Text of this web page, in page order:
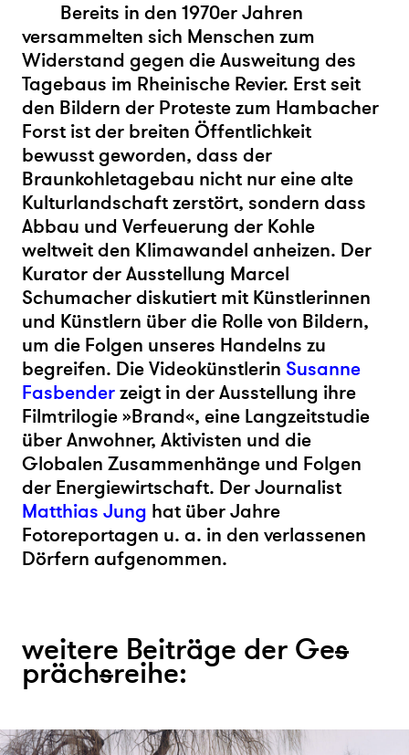
Bereits in den 1970er Jahren
versammelten sich Menschen zum
Widerstand gegen die Ausweitung des
Tagebaus im Rheinische Revier. Erst seit
den Bildern der Proteste zum Hambacher
Forst ist der breiten Öffentlichkeit
bewusst geworden, dass der
Braunkohletagebau nicht nur eine alte
Kulturlandschaft zerstört, sondern dass
Abbau und Verfeuerung der Kohle
weltweit den Klimawandel anheizen. Der
Kurator der Ausstellung Marcel
Schumacher diskutiert mit Künstlerinnen
und Künstlern über die Rolle von Bildern,
um die Folgen unseres Handelns zu
begreifen. Die Videokünstlerin Susanne
Fasbenderzeigt in der Ausstellung ihre
Filmtrilogie »Brand«, eine Langzeitstudie
über Anwohner, Aktivisten und die
Globalen Zusammenhänge und Folgen
der Energiewirtschaft. Der Journalist
Matthias Jung hat über Jahre
Fotoreportagen u. a. in den verlassenen
Dörfern aufgenommen.
weitere Beiträge der Ges
prächsreihe: